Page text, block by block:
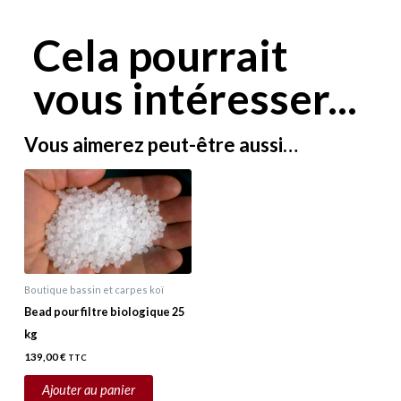
Cela pourrait
vous intéresser...
Vous aimerez peut-être aussi…
Boutique bassin et carpes koï
Bead pour filtre biologique 25
kg
139,00€ TTC
Ajouter au panier